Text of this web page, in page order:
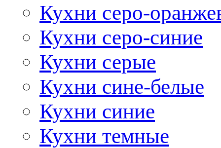
Кухни серо-
Кухни серо-синие
Кухни серые
Кухни сине-белые
Кухни синие
Кухни темные